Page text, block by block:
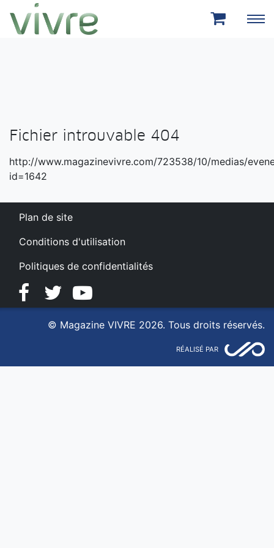
Aller au menu principal
Aller au contenu principal
Fichier introuvable 404
http://www.magazinevivre.com/723538/10/medias/
id=1642
Plan de site
Conditions d'utilisation
Politiques de confidentialités
FacebookTwitterYouTube
© Magazine VIVRE 2026. Tous droits réservés.
RÉALISÉ PAR